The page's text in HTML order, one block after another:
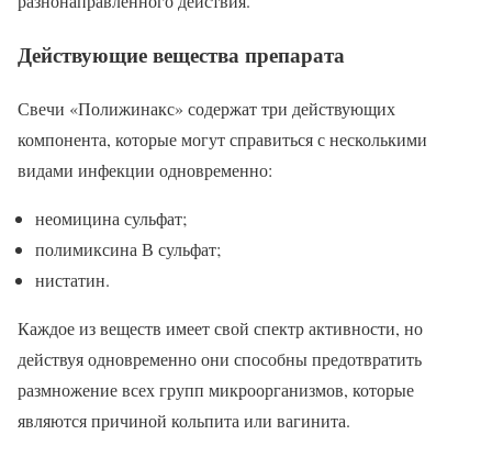
Действующие вещества препарата
Свечи «Полижинакс» содержат три действующих
компонента, которые могут справиться с несколькими
видами инфекции одновременно:
неомицина сульфат;
полимиксина В сульфат;
нистатин.
Каждое из веществ имеет свой спектр активности, но
действуя одновременно они способны предотвратить
размножение всех групп микроорганизмов, которые
являются причиной кольпита или вагинита.